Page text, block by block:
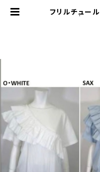
フリルチュー